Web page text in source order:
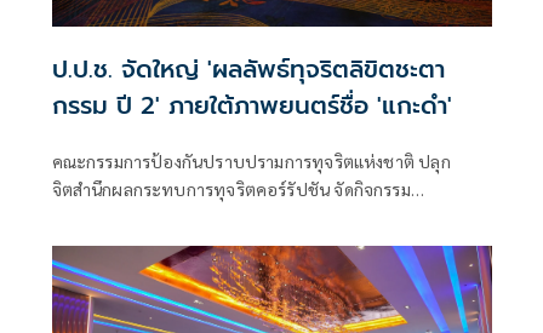
ป.ป.ช. จัดใหญ่ 'ผลลัพธ์ทุจริตลิขิตชะตา
กรรม ปี 2' ภายใต้ภาพยนตร์ชื่อ 'แกะดำ'
คณะกรรมการป้องกันปราบปรามการทุจริตแห่งชาติ ปลุก
จิตสำนึกผลกระทบการทุจริตคอร์รัปชัน จัดกิจกรรม
ทุจริตลิขิตชะตากรรม ปี 2 หวังกระตุ้น และสร้างการรับรู้ผลกระ
ทบการทุจริตในรูปแบบหนังสั้น